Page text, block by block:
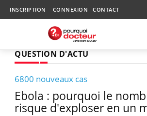
INSCRIPTION CONNEXION CONTACT
QUESTION D'ACTU
6800 nouveaux cas
Ebola : pourquoi le
risque d'exploser en un